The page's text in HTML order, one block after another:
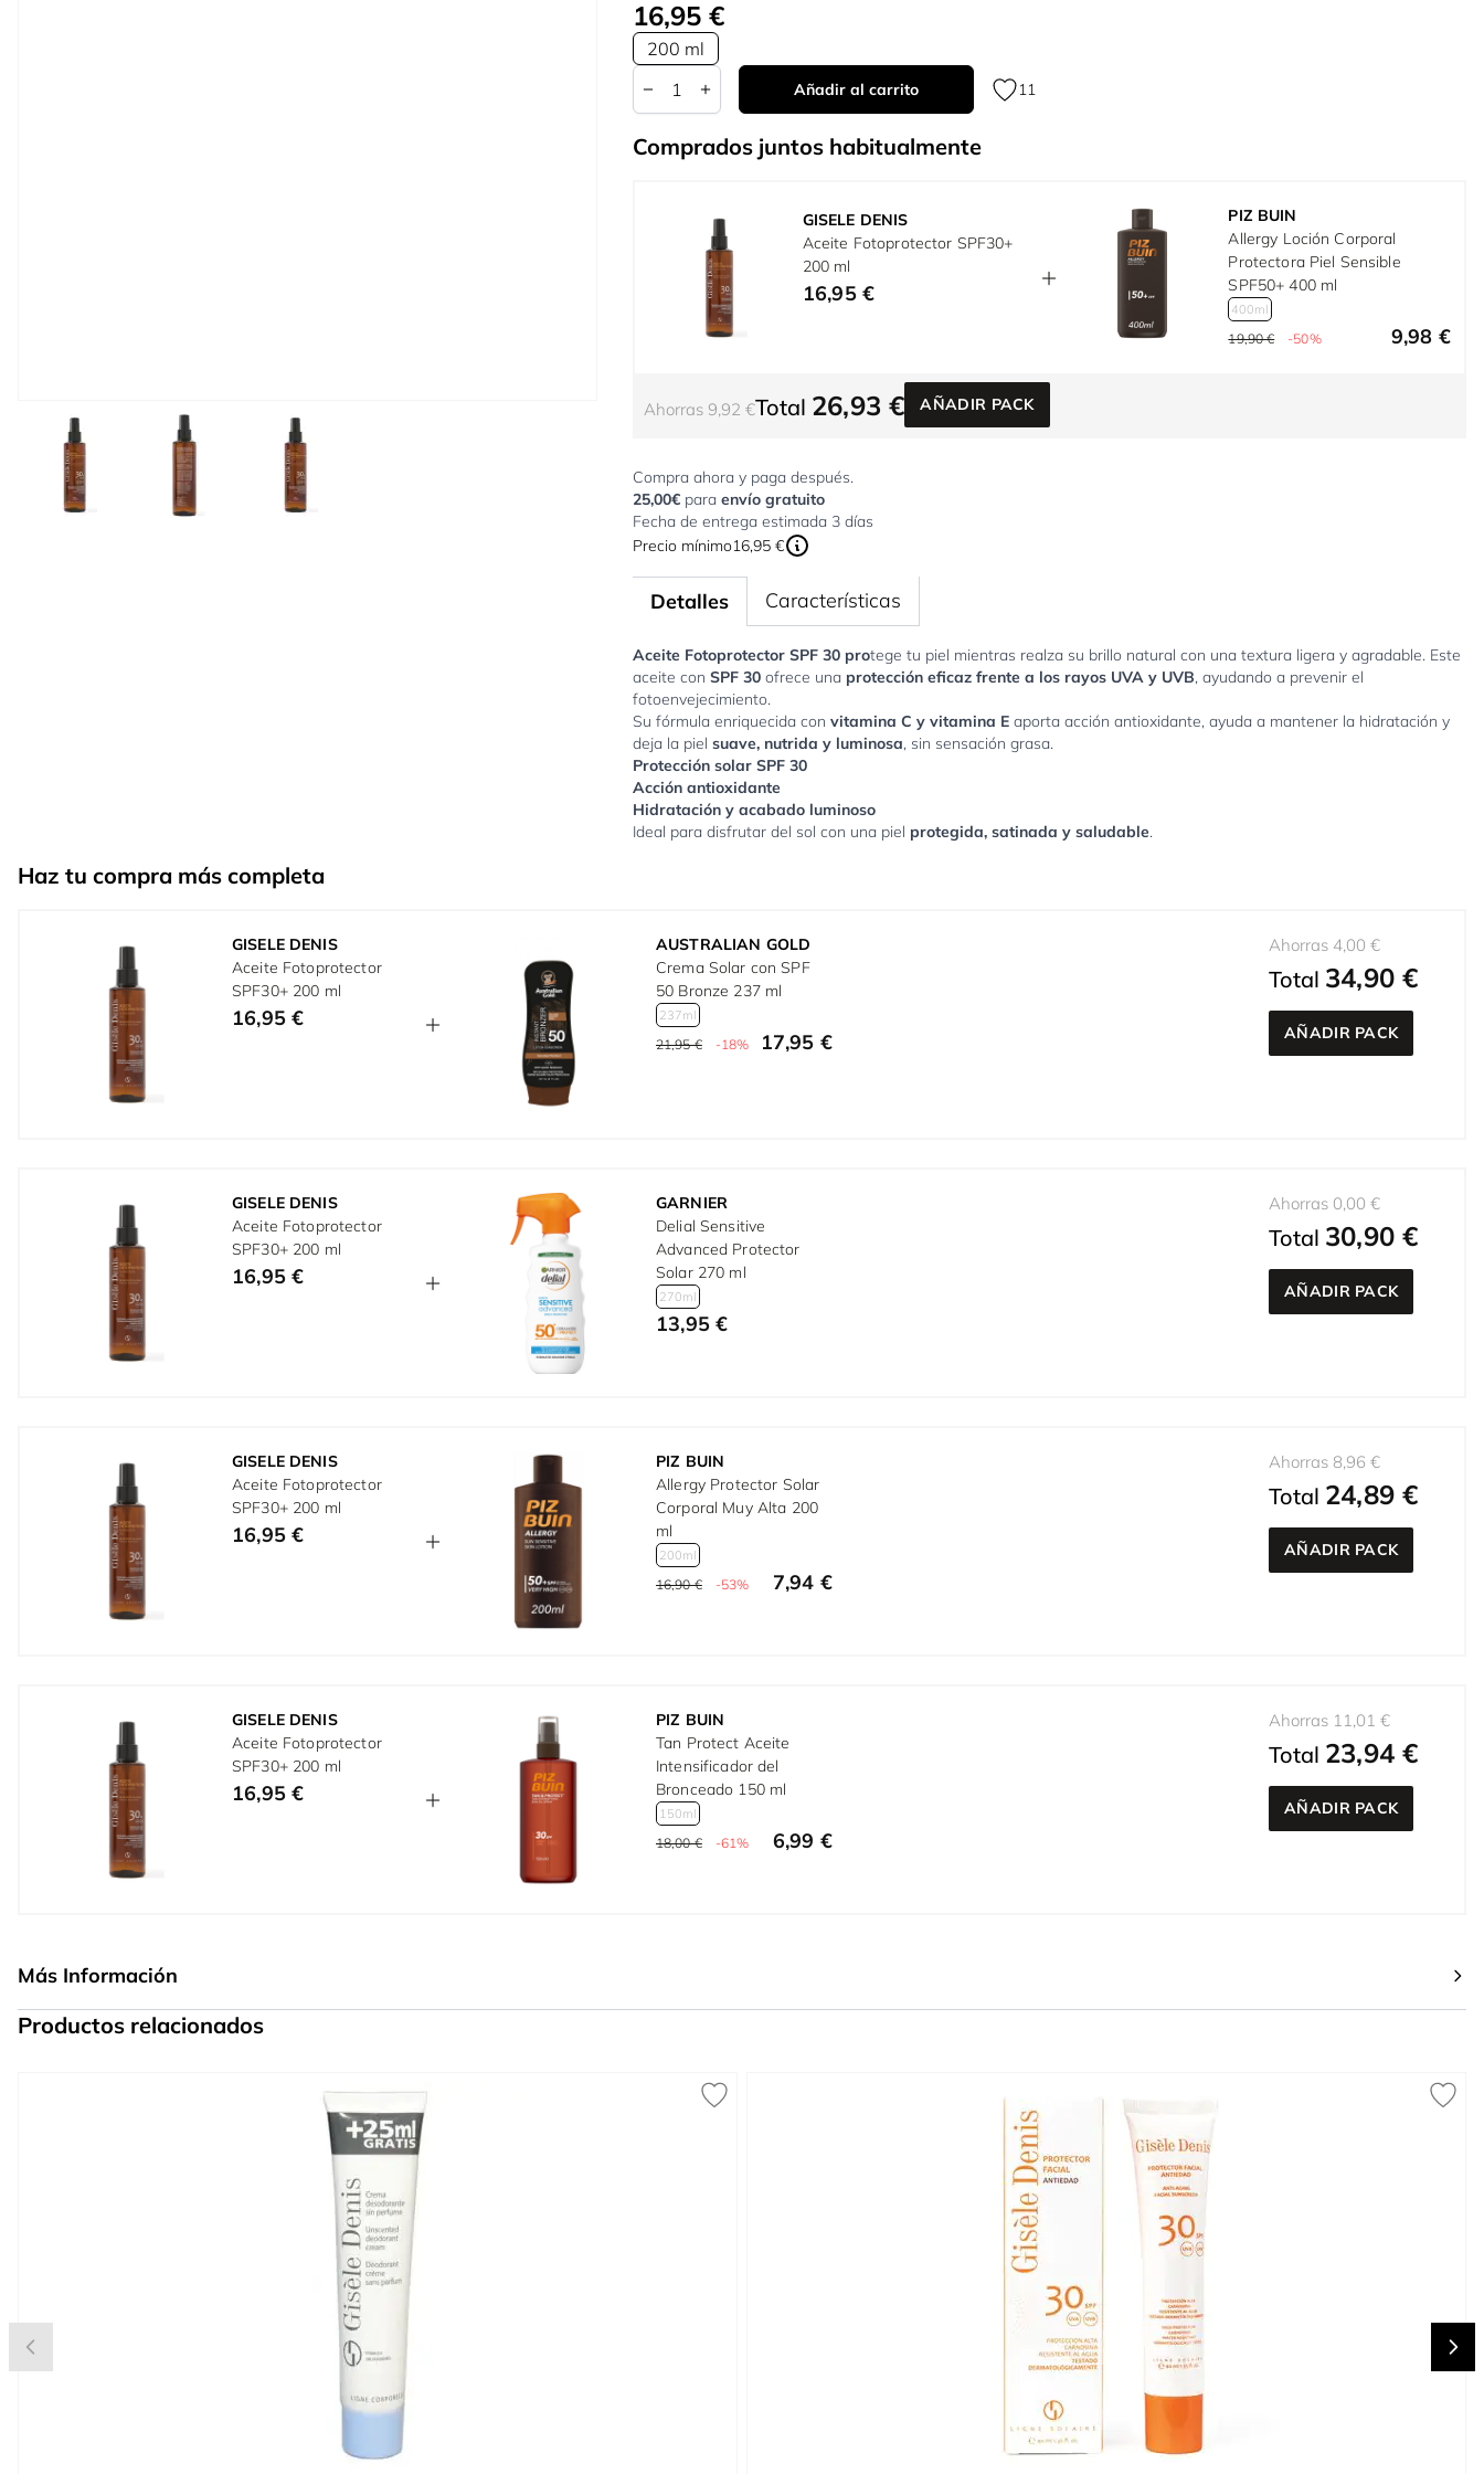
View larger imageView larger imageView larger image
16,95 €
200 ml
Cantidad
Añadir al carrito 11
Comprados juntos habitualmente
GISELE DENIS
Aceite Fotoprotector SPF30+
200 ml
16,95 €
PIZ BUIN
Allergy Loción Corporal
Protectora Piel Sensible
SPF50+ 400 ml
400ml
19,90 € -50% 9,98 €
Ahorras 9,92 €Total 26,93 € AÑADIR PACK
Compra ahora y paga después.
25,00€ para envío gratuito
Fecha de entrega estimada 3 días
Precio mínimo16,95 €
Detalles
Aceite Fotoprotector SPF 30 protege tu piel mientras realza su brillo natural con una textura ligera y agradable. Este
aceite con SPF 30ofrece una protección eficaz frente a los rayos UVA y UVB, ayudando a prevenir el
fotoenvejecimiento.
Su fórmula enriquecida con vitamina C y vitamina Eaporta acción antioxidante, ayuda a mantener la hidratación y
deja la piel suave, nutrida y luminosa, sin sensación grasa.
Protección solar SPF 30
Acción antioxidante
Hidratación y acabado luminoso
Ideal para disfrutar del sol con una piel protegida, satinada y saludable.
Características
Haz tu compra más completa
GISELE DENIS
Aceite Fotoprotector
SPF30+ 200 ml
16,95 €
AUSTRALIAN GOLD
Crema Solar con SPF
50 Bronze 237 ml
237ml
21,95 € -18% 17,95 €
Ahorras 4,00 €
Total 34,90 €
AÑADIR PACK
GISELE DENIS
Aceite Fotoprotector
SPF30+ 200 ml
16,95 €
GARNIER
Delial Sensitive
Advanced Protector
Solar 270 ml
270ml
13,95 €
Ahorras 0,00 €
Total 30,90 €
AÑADIR PACK
GISELE DENIS
Aceite Fotoprotector
SPF30+ 200 ml
16,95 €
PIZ BUIN
Allergy Protector Solar
Corporal Muy Alta 200
ml
200ml
16,90 € -53% 7,94 €
Ahorras 8,96 €
Total 24,89 €
AÑADIR PACK
GISELE DENIS
Aceite Fotoprotector
SPF30+ 200 ml
16,95 €
PIZ BUIN
Tan Protect Aceite
Intensificador del
Bronceado 150 ml
150ml
18,00 € -61% 6,99 €
Ahorras 11,01 €
Total 23,94 €
AÑADIR PACK
Más Información
Productos relacionados